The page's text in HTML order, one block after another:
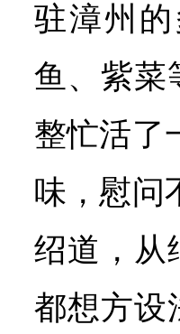
驻漳州
鱼、紫菜
整忙活了
味，慰问
绍道，从
都想方设